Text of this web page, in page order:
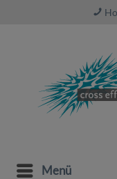
Menü